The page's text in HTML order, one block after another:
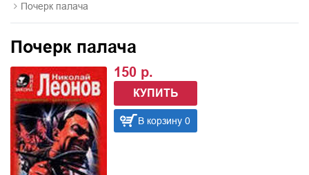
Почерк палача
Почерк палача
150 р.
КУПИТЬ
В корзину 0